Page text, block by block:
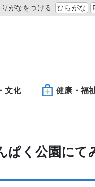
がなをつける ひらがな
文化 健康・福
ぱく公園にて